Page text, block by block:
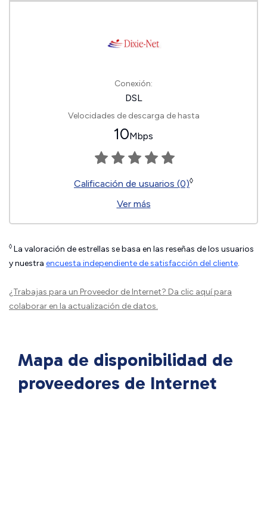
Conexión:
DSL
Velocidades de descarga de hasta
10Mbps
Calificación de usuarios (0)◊
Ver más
◊ La valoración de estrellas se basa en las reseñas de los usuarios
y nuestra encuesta independiente de satisfacción del cliente.
¿Trabajas para un Proveedor de Internet? Da clic aquípara
colaborar en la actualización de datos.
Mapa de disponibilidad de
proveedores de Internet